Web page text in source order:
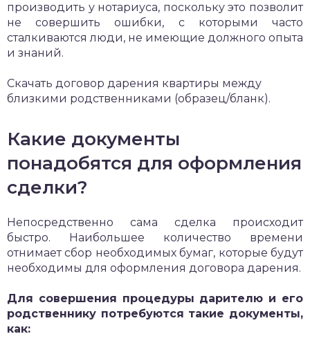
производить у нотариуса, поскольку это позволит
не совершить ошибки, с которыми часто
сталкиваются люди, не имеющие должного опыта
и знаний.
Скачать договор дарения квартиры между
близкими родственниками (образец/бланк).
Какие документы
понадобятся для оформления
сделки?
Непосредственно сама сделка происходит
быстро. Наибольшее количество времени
отнимает сбор необходимых бумаг, которые будут
необходимы для оформления договора дарения.
Для совершения процедуры дарителю и его
родственнику потребуются такие документы,
как: